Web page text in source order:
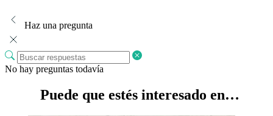
Haz una pregunta
No hay preguntas todavía
Puede que estés interesado en…